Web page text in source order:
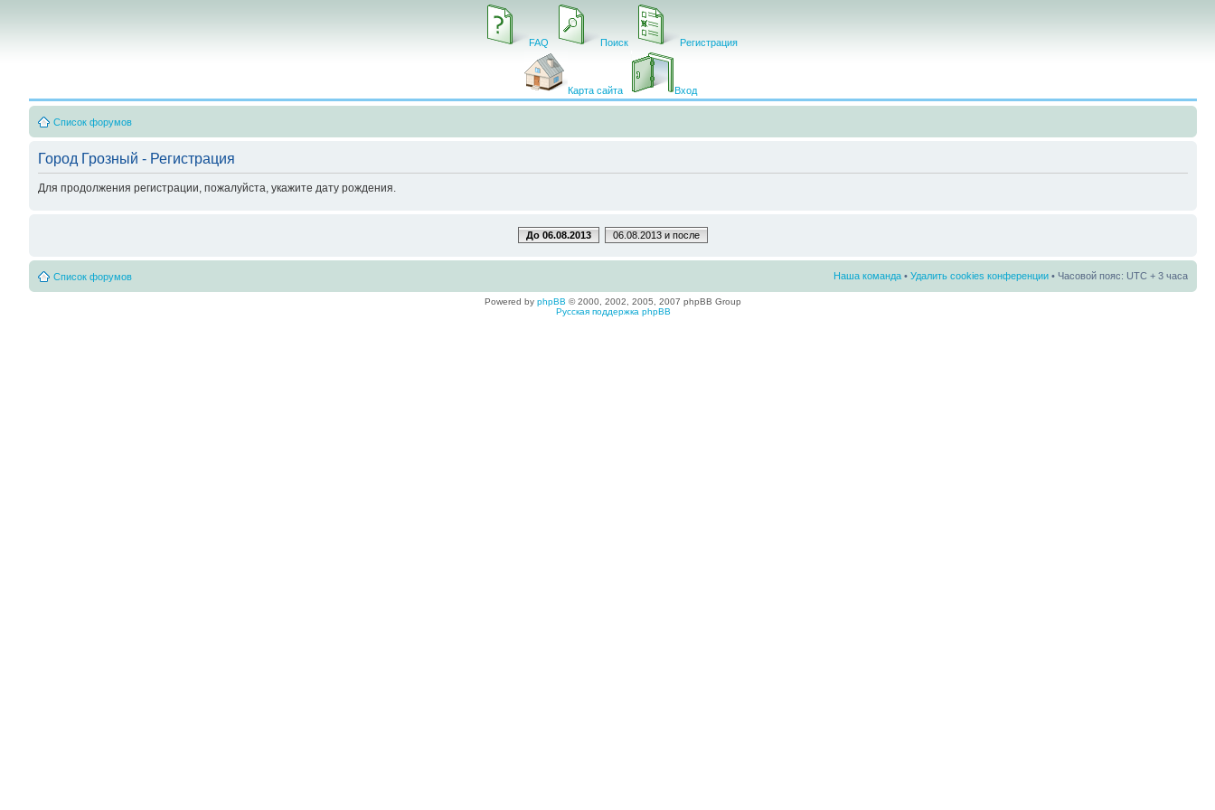
FAQ Поиск Регистрация
Карта сайта Вход
Список форумов
Город Грозный - Регистрация
Для продолжения регистрации, пожалуйста, укажите дату рождения.
До 06.08.2013 06.08.2013 и после
Список форумов Наша команда • Удалить cookies конференции • Часовой пояс: UTC + 3 часа
Powered by phpBB © 2000, 2002, 2005, 2007 phpBB Group
Русская поддержка phpBB